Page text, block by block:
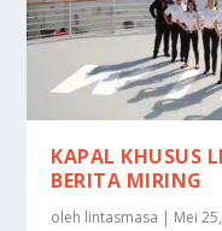
KAPAL KHUSUS
BERITA MIRING
oleh lintasmasa | Mei